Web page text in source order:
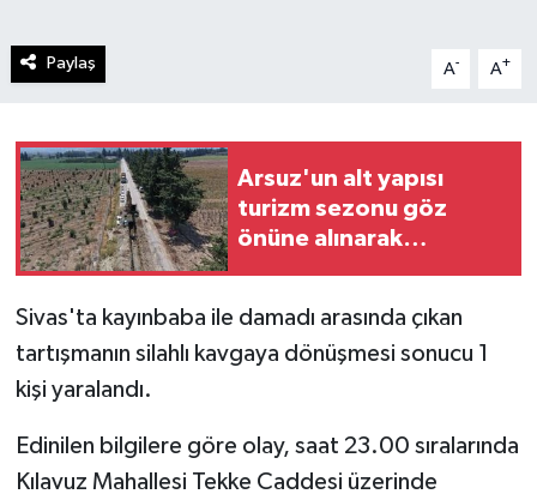
Paylaş A- A+
Arsuz'un alt yapısı
turizm sezonu göz
önüne alınarak
Sivas'ta kayınbaba ile damadı arasında çıkan
tartışmanın silahlı kavgaya dönüşmesi sonucu 1
kişi yaralandı.
Edinilen bilgilere göre olay, saat 23.00 sıralarında
Kılavuz Mahallesi Tekke Caddesi üzerinde